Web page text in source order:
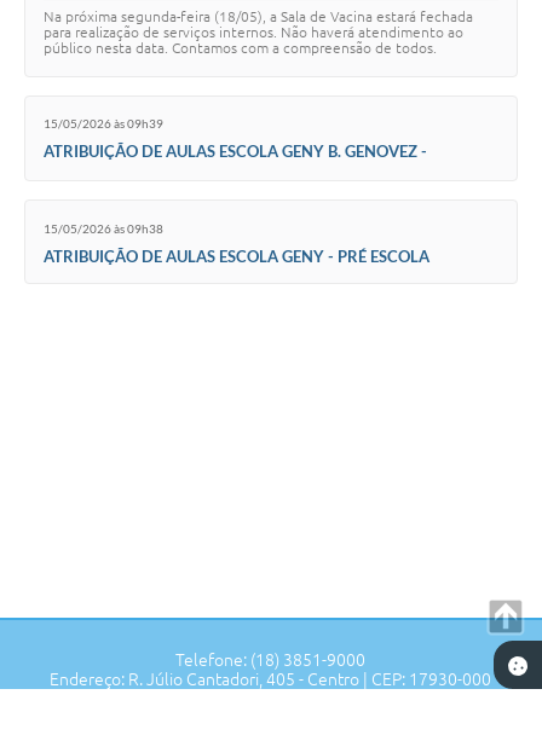
Na próxima segunda-feira (18/05), a Sala de Vacina estará fechada
para realização de serviços internos. Não haverá atendimento ao
público nesta data. Contamos com a compreensão de todos.
15/05/2026 às 09h39
ATRIBUIÇÃO DE AULAS ESCOLA GENY B. GENOVEZ -
15/05/2026 às 09h38
ATRIBUIÇÃO DE AULAS ESCOLA GENY - PRÉ ESCOLA
Telefone: (18) 3851-9000
Endereço: R. Júlio Cantadori, 405 - Centro | CEP: 17930-000